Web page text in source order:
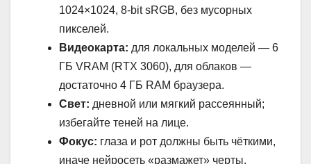
1024×1024, 8-bit sRGB, без мусорных
пикселей.
Видеокарта: для локальных моделей — 6
ГБ VRAM (RTX 3060), для облаков —
достаточно 4 ГБ RAM браузера.
Свет: дневной или мягкий рассеянный;
избегайте теней на лице.
Фокус: глаза и рот должны быть чёткими,
иначе нейросеть «размажет» черты.